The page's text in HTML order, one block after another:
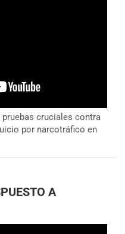
cruciales contra
por narcotráfico en
A